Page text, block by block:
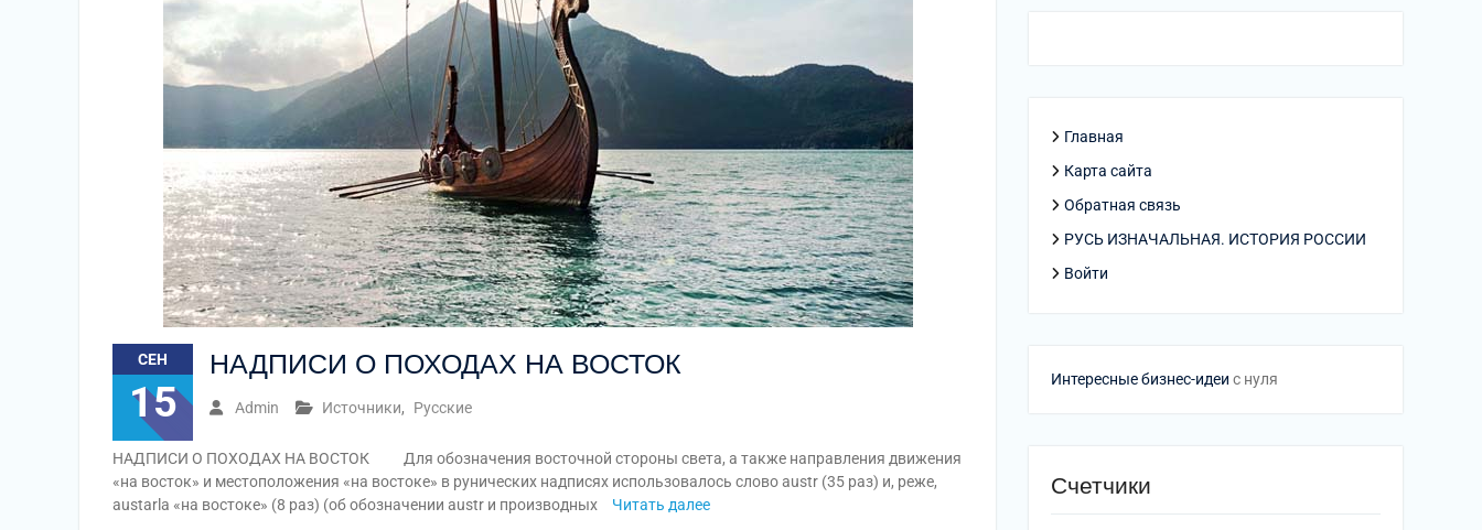
СЕН
15
НАДПИСИ О ПОХОДАХ НА ВОСТОК
Admin Источники, Русские
НАДПИСИ О ПОХОДАХ НА ВОСТОК Для обозначения восточной стороны света, а также направления движения
«на восток» и местоположения «на востоке» в рунических надписях использовалось слово austr (35 раз) и, реже,
austarla «на востоке» (8 раз) (об обозначении austr и производных
Читать далее
Главная
Карта сайта
Обратная связь
РУСЬ ИЗНАЧАЛЬНАЯ. ИСТОРИЯ РОССИИ
Войти
Интересные бизнес-идеи с нуля
Счетчики